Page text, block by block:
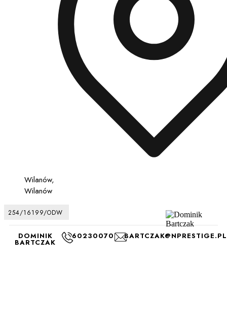
Wilanów,
Wilanów
254/16199/ODW
DOMINIK
BARTCZAK
602300709 BARTCZAK@NPRESTIGE.PL